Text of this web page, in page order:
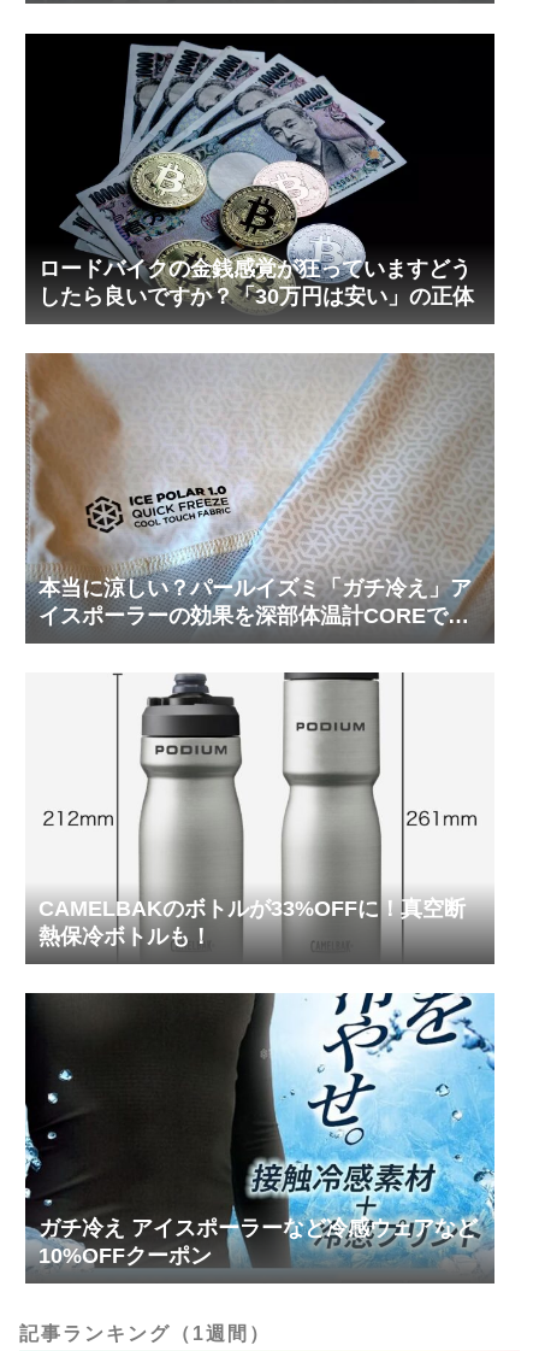
ロードバイクの金銭感覚が狂っていますどう
したら良いですか？「30万円は安い」の正体
本当に涼しい？パールイズミ「ガチ冷え」ア
イスポーラーの効果を深部体温計COREで測
ってみた
CAMELBAKのボトルが33%OFFに！真空断
熱保冷ボトルも！
ガチ冷え アイスポーラーなど冷感ウェアなど
10%OFFクーポン
記事ランキング（1週間）